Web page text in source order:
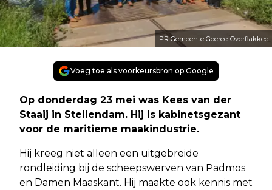
PR Gemeente Goeree-Overflakkee
Voeg toe als voorkeursbron op Google
Op donderdag 23 mei was Kees van der
Staaij in Stellendam. Hij is kabinetsgezant
voor de maritieme maakindustrie.
Hij kreeg niet alleen een uitgebreide
rondleiding bij de scheepswerven van Padmos
en Damen Maaskant. Hij maakte ook kennis met